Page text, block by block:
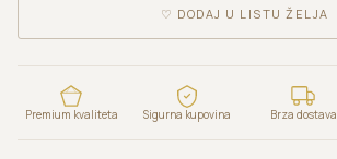
♡ DODAJ U LISTU ŽELJA
Premium kvaliteta Sigurna kupovina Brza dostava